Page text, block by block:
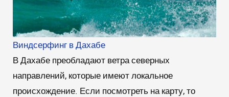
Виндсерфинг в Дахабе
В Дахабе преобладают ветра северных
направлений, которые имеют локальное
происхождение. Если посмотреть на карту, то